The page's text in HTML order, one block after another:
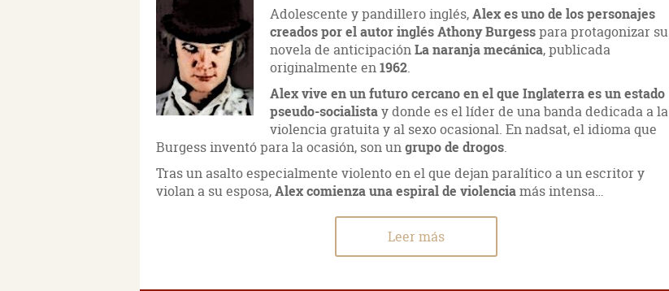
Adolescente y pandillero inglés,Alex es uno de los personajes
creados por el autor inglés Athony Burgesspara protagonizar su
novela de anticipaciónLa naranja mecánica, publicada
originalmente en1962.
Alex vive en un futuro cercano en el que Inglaterra es un estado
pseudo-socialistay donde es el líder de una banda dedicada a la
violencia gratuita y al sexo ocasional. En nadsat, el idioma que
Burgess inventó para la ocasión, son ungrupo de drogos.
Tras un asalto especialmente violento en el que dejan paralítico a un escritor y
violan a su esposa,Alex comienza una espiral de violenciamás intensa…
Leer más